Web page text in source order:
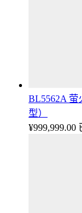
BL5562A
型）
¥999,999.00